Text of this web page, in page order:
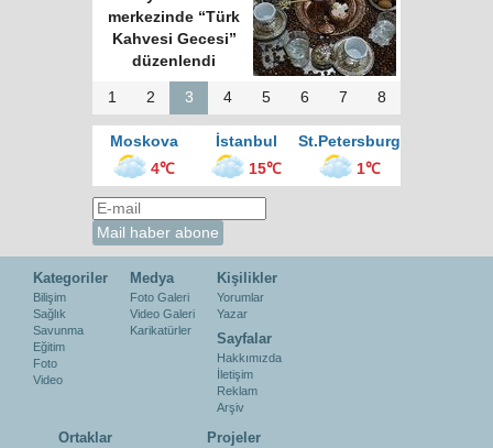
merkezinde “Türk
Kahvesi Gecesi”
düzenlendi
1 2 3 4 5 6 7 8
Moskova İstanbul
St.Petersburg
4℃
15℃ 1℃
Kategoriler
Bilişim
Sağlık
Savunma
Eğitim
Foto
Video
Medya
Foto Galeri
Video Galeri
Karikatürler
Kişilikler
Yorumlar
Yazar
Sayfalar
Hakkımızda
İletişim
Reklam
Arşiv
Ortaklar Projeler